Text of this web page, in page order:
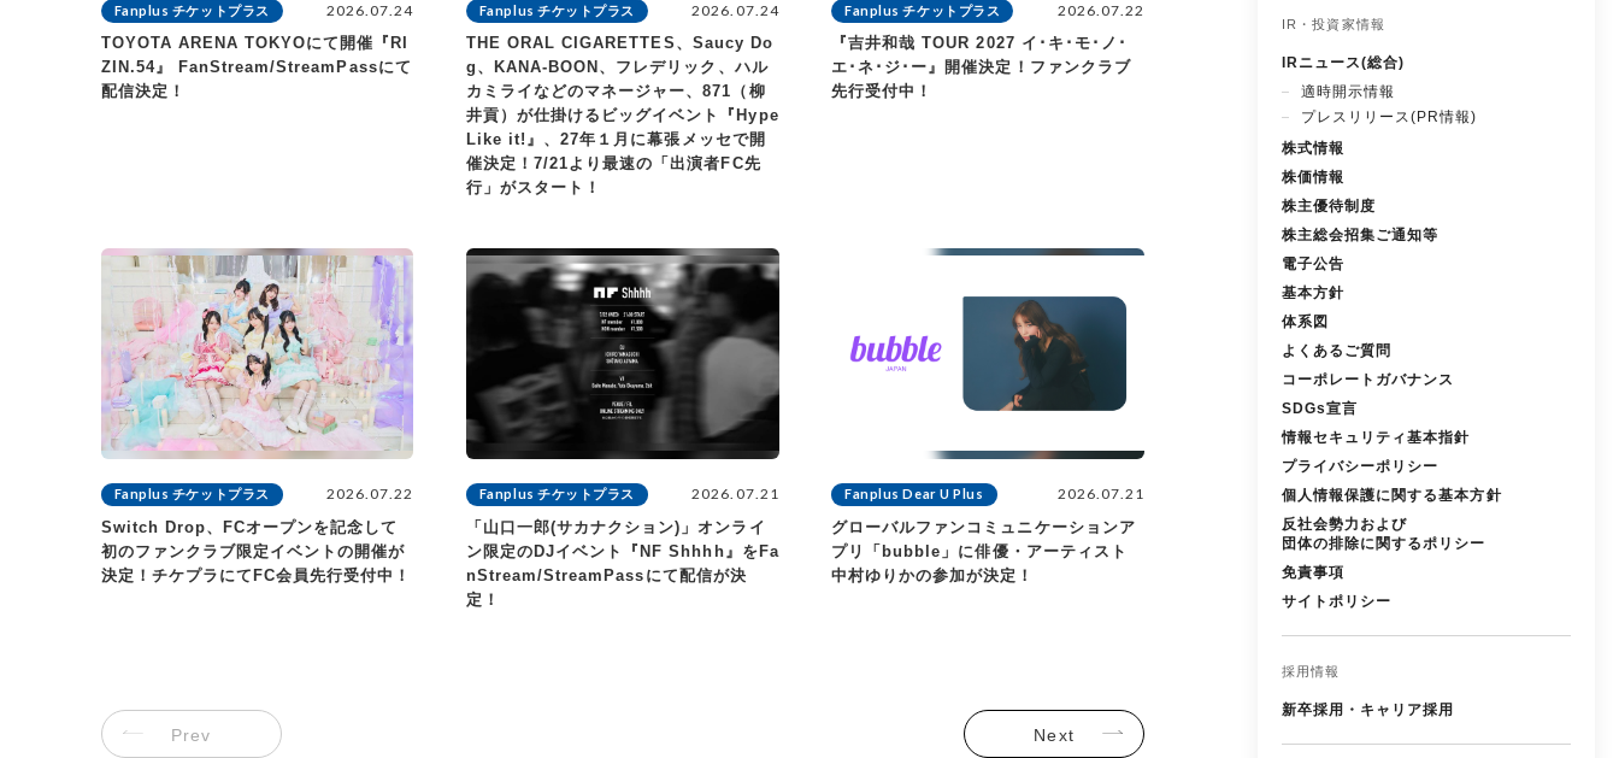
Fanplus チケットプラス
2026.07.24
TOYOTA ARENA TOKYOにて開催『RI
ZIN.54』 FanStream/StreamPassにて
配信決定！
Fanplus チケットプラス
2026.07.24
THE ORAL CIGARETTES、Saucy Do
g、KANA-BOON、フレデリック、ハル
カミライなどのマネージャー、871（柳
井貢）が仕掛けるビッグイベント『Hype
Like it!』、27年１月に幕張メッセで開
催決定！7/21より最速の「出演者FC先
行」がスタート！
Fanplus チケットプラス
2026.07.22
『吉井和哉 TOUR 2027 イ･キ･モ･ノ･
エ･ネ･ジ･ー』開催決定！ファンクラブ
先行受付中！
Fanplus チケットプラス
2026.07.22
Switch Drop、FCオープンを記念して
初のファンクラブ限定イベントの開催が
決定！チケプラにてFC会員先行受付中！
Fanplus チケットプラス
2026.07.21
「山口一郎(サカナクション)」オンライ
ン限定のDJイベント『NF Shhhh』をFa
nStream/StreamPassにて配信が決
定！
Fanplus Dear U Plus
2026.07.21
グローバルファンコミュニケーションア
プリ「bubble」に俳優・アーティスト
中村ゆりかの参加が決定！
Prev Next
IR・投資家情報
IRニュース(総合)
適時開示情報
プレスリリース(PR情報)
株式情報
株価情報
株主優待制度
株主総会招集ご通知等
電子公告
基本方針
体系図
よくあるご質問
コーポレートガバナンス
SDGs宣言
情報セキュリティ基本指針
プライバシーポリシー
個人情報保護に関する基本方針
反社会勢力および
団体の排除に関するポリシー
免責事項
サイトポリシー
採用情報
新卒採用・キャリア採用